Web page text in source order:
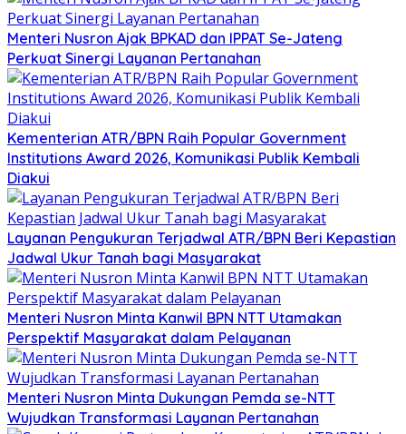
Menteri Nusron Ajak BPKAD dan IPPAT Se-Jateng
Perkuat Sinergi Layanan Pertanahan
Kementerian ATR/BPN Raih Popular Government
Institutions Award 2026, Komunikasi Publik Kembali
Diakui
Layanan Pengukuran Terjadwal ATR/BPN Beri Kepastian
Jadwal Ukur Tanah bagi Masyarakat
Menteri Nusron Minta Kanwil BPN NTT Utamakan
Perspektif Masyarakat dalam Pelayanan
Menteri Nusron Minta Dukungan Pemda se-NTT
Wujudkan Transformasi Layanan Pertanahan